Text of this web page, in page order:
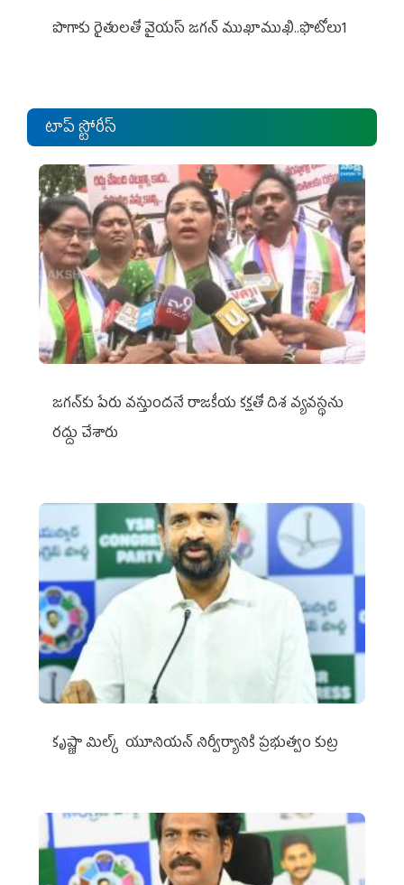
పొగాకు రైతుల‌తో వైయ‌స్ జ‌గ‌న్ ముఖాముఖి..ఫొటోలు1
టాప్ స్టోరీస్
జగన్‌కు పేరు వస్తుందనే రాజకీయ కక్షతో దిశ వ్య‌వ‌స్థ‌ను
రద్దు చేశారు
కృష్ణా మిల్క్‌ యూనియన్‌ నిర్వీర్యానికి ప్రభుత్వం కుట్ర